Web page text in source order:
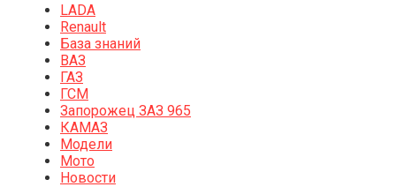
LADA
Renault
База знаний
ВАЗ
ГАЗ
ГСМ
Запорожец ЗАЗ 965
КАМАЗ
Модели
Мото
Новости